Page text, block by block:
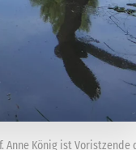
Anne König ist Voristzende